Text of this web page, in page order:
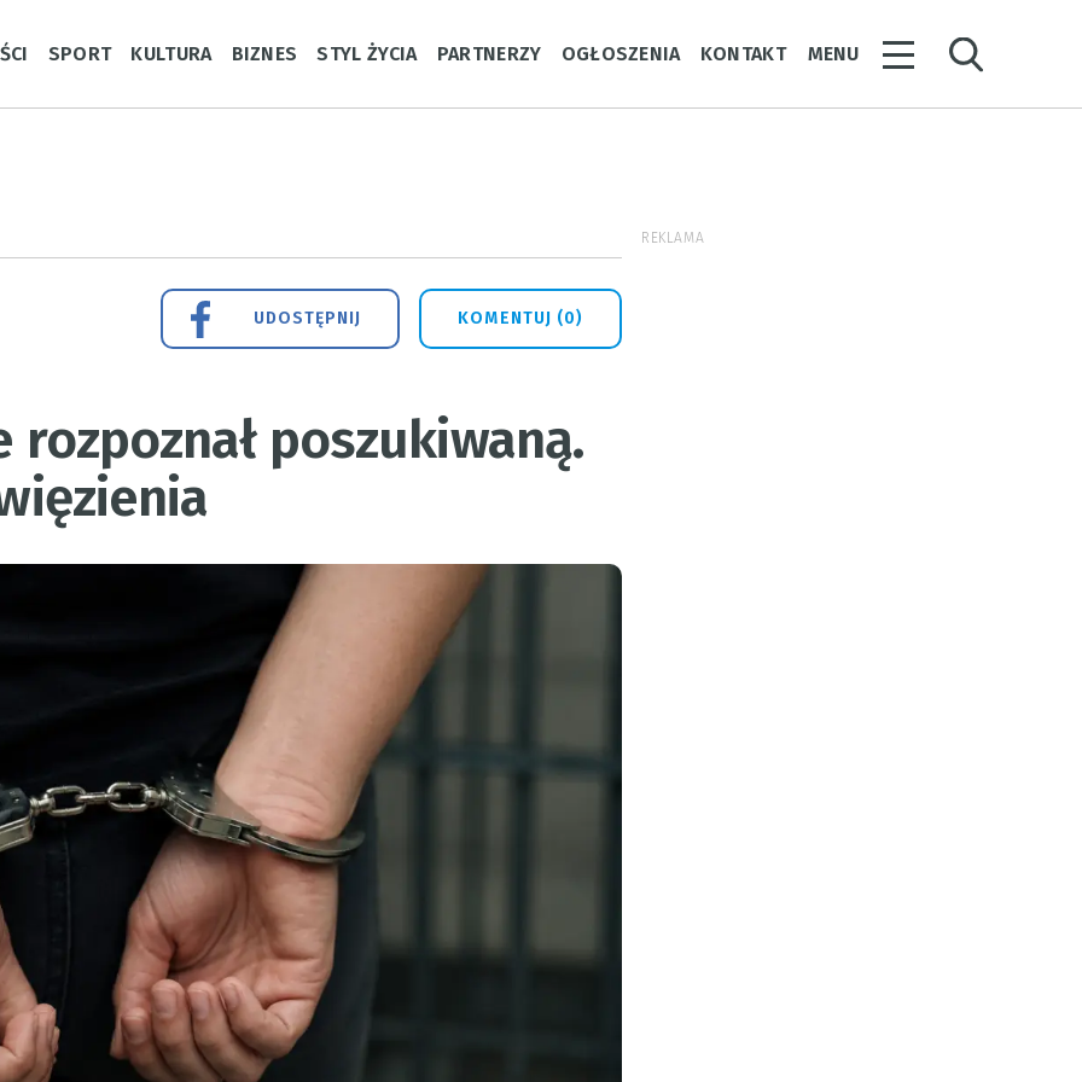
SPORT KULTURA BIZNES STYL ŻYCIA PARTNERZY OGŁOSZENIA KONTAKT MENU
KOMENTUJ (0)
UDOSTĘPNIJ
rozpoznał poszukiwaną.
REKLAMA